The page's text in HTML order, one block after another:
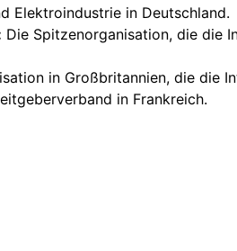
Elektroindustrie in Deutschland.
Die Spitzenorganisation, die die
in Großbritannien, die die
in Frankreich.